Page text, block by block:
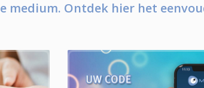
medium. Ontdek hier het